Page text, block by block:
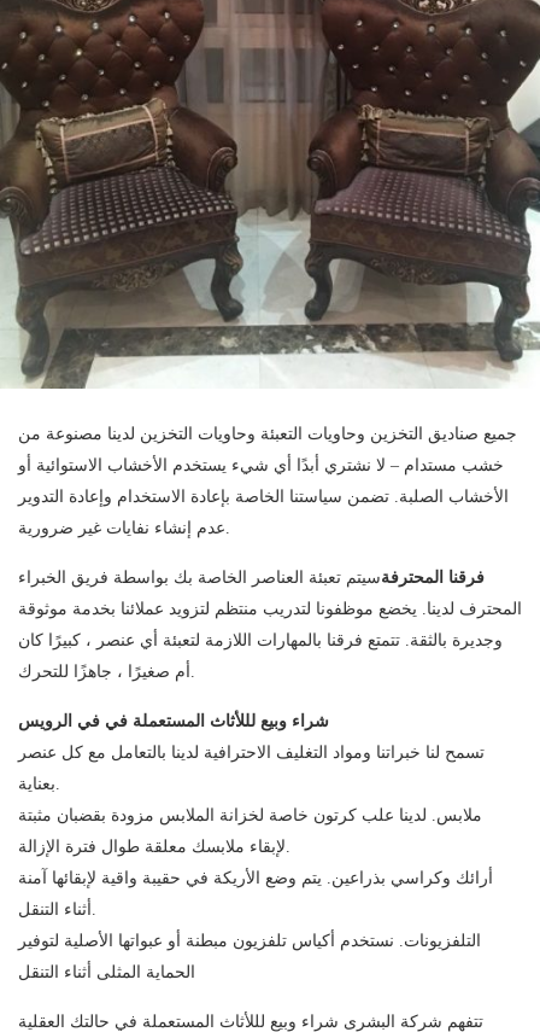
جميع صناديق التخزين وحاويات التعبئة وحاويات التخزين لدينا مصنوعة من
خشب مستدام – لا نشتري أبدًا أي شيء يستخدم الأخشاب الاستوائية أو
الأخشاب الصلبة. تضمن سياستنا الخاصة بإعادة الاستخدام وإعادة التدوير
فرقنا المحترفةسيتم تعبئة العناصر الخاصة بك بواسطة فريق الخبراء
المحترف لدينا. يخضع موظفونا لتدريب منتظم لتزويد عملائنا بخدمة موثوقة
وجديرة بالثقة. تتمتع فرقنا بالمهارات اللازمة لتعبئة أي عنصر ، كبيرًا كان
شراء وبيع لللأثاث المستعملة في في الرويس
تسمح لنا خبراتنا ومواد التغليف الاحترافية لدينا بالتعامل مع كل عنصر
ملابس. لدينا علب كرتون خاصة لخزانة الملابس مزودة بقضبان مثبتة
أرائك وكراسي بذراعين. يتم وضع الأريكة في حقيبة واقية لإبقائها آمنة
التلفزيونات. نستخدم أكياس تلفزيون مبطنة أو عبواتها الأصلية لتوفير
الحماية المثلى أثناء التنقل
تتفهم شركة البشرى شراء وبيع لللأثاث المستعملة في حالتك العقلية